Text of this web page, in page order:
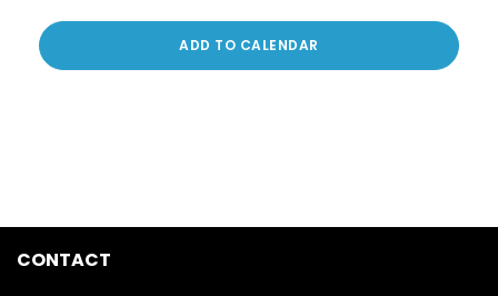
ADD TO CALENDAR
CONTACT